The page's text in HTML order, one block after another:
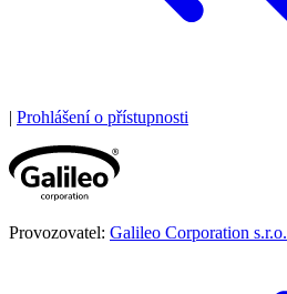
| Prohlášení o přístupnosti
Provozovatel: Galileo Corporation s.r.o.